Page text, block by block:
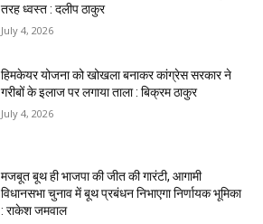
तरह ध्वस्त : दलीप ठाकुर
July 4, 2026
हिमकेयर योजना को खोखला बनाकर कांग्रेस सरकार ने
गरीबों के इलाज पर लगाया ताला : बिक्रम ठाकुर
July 4, 2026
मजबूत बूथ ही भाजपा की जीत की गारंटी, आगामी
विधानसभा चुनाव में बूथ प्रबंधन निभाएगा निर्णायक भूमिका
: राकेश जमवाल